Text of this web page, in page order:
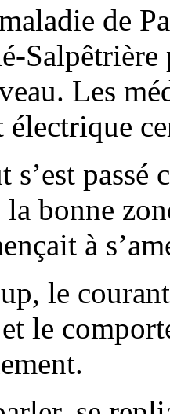
de
Les
passé
bonne
à
le
le